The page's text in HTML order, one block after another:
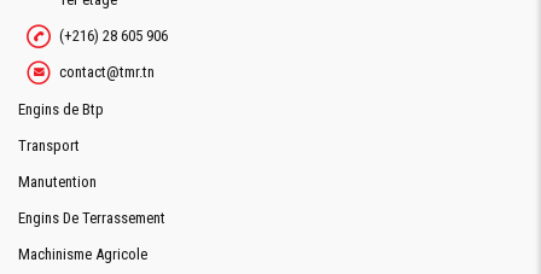
(+216) 28 605 906
contact@tmr.tn
Engins de Btp
Transport
Manutention
Engins De Terrassement
Machinisme Agricole